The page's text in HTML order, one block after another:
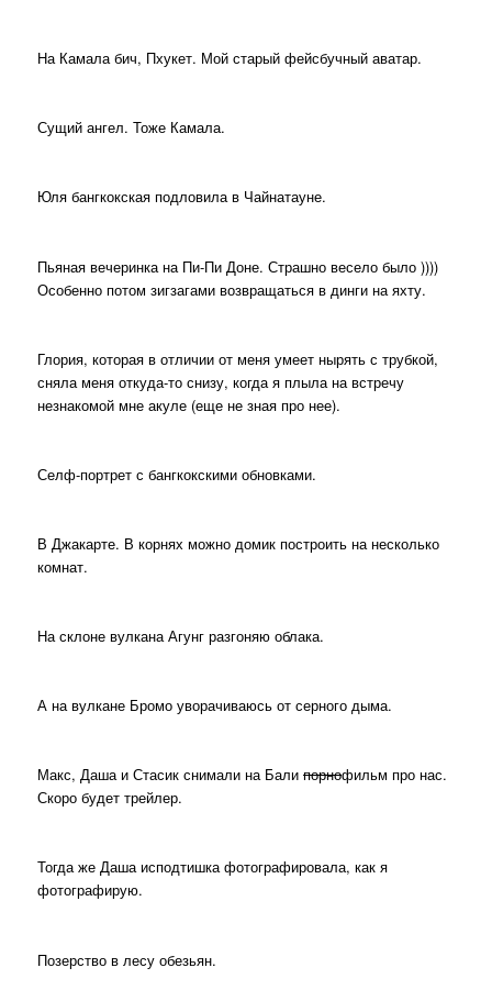
На Камала бич, Пхукет. Мой старый фейсбучный аватар.
Сущий ангел. Тоже Камала.
Юля бангкокская подловила в Чайнатауне.
Пьяная вечеринка на Пи-Пи Доне. Страшно весело было ))))
Особенно потом зигзагами возвращаться в динги на яхту.
Глория, которая в отличии от меня умеет нырять с трубкой,
сняла меня откуда-то снизу, когда я плыла на встречу
незнакомой мне акуле (еще не зная про нее).
Селф-портрет с бангкокскими обновками.
В Джакарте. В корнях можно домик построить на несколько
комнат.
На склоне вулкана Агунг разгоняю облака.
А на вулкане Бромо уворачиваюсь от серного дыма.
Макс, Даша и Стасик снимали на Балипорнофильм про нас.
Скоро будет трейлер.
Тогда же Даша исподтишка фотографировала, как я
фотографирую.
Позерство в лесу обезьян.